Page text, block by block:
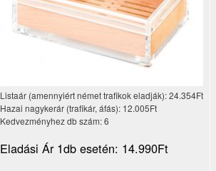
Listaár (amennyiért német trafikok eladják):24.354Ft
Hazai nagykerár (trafikár, áfás): 12.005Ft
Kedvezményhez db szám:6
Eladási Ár 1db esetén: 14.990Ft